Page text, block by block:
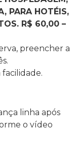
PARA HOTÉIS,
R$ 60,00 –
preencher a
facilidade.
linha após
o vídeo